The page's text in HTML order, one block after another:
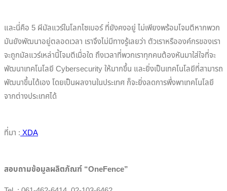
และนี่คือ 5 ผีมัลแวร์ในโลกไซเบอร์ ที่ยังคงอยู่ ไม่เพียงพร้อมโจมตีหากพวก
มันยังพัฒนาอยู่ตลอดเวลา เราจึงไม่มีทางรู้เลยว่า ตัวเราหรือองค์กรของเรา
จะถูกมัลแวร์เหล่านี้โจมตีเมื่อใด ถึงเวลาที่พวกเราทุกคนต้องหันมาใส่ใจที่จะ
พัฒนาเทคโนโลยี Cybersecurity ให้มากขึ้น และยิ่งเป็นเทคโนโลยีที่สามารถ
พัฒนาขึ้นได้เอง โดยเป็นผลงานในประเทศ ก็จะยิ่งลดการพึ่งพาเทคโนโลยี
จากต่างประเทศได้
ที่มา :XDA
สอบถามข้อมูลผลิตภัณฑ์ “OneFence”